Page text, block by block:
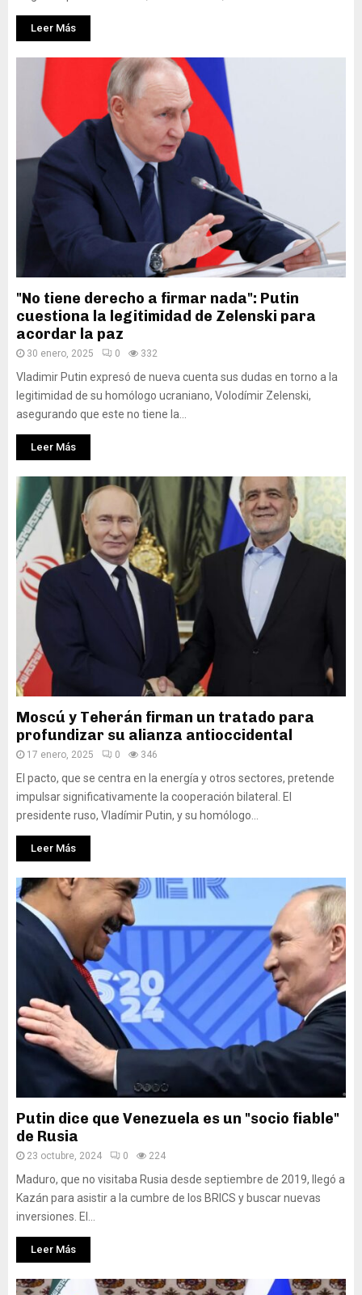
Leer Más
"No tiene derecho a firmar nada": Putin
cuestiona la legitimidad de Zelenski para
acordar la paz
30 enero, 2025 0 332
Vladimir Putin expresó de nueva cuenta sus dudas en torno a la
legitimidad de su homólogo ucraniano, Volodímir Zelenski,
asegurando que este no tiene la...
Leer Más
Moscú y Teherán firman un tratado para
profundizar su alianza antioccidental
17 enero, 2025 0 346
El pacto, que se centra en la energía y otros sectores, pretende
impulsar significativamente la cooperación bilateral. El
presidente ruso, Vladímir Putin, y su homólogo...
Leer Más
Putin dice que Venezuela es un "socio fiable"
de Rusia
23 octubre, 2024 0 224
Maduro, que no visitaba Rusia desde septiembre de 2019, llegó a
Kazán para asistir a la cumbre de los BRICS y buscar nuevas
inversiones. El...
Leer Más